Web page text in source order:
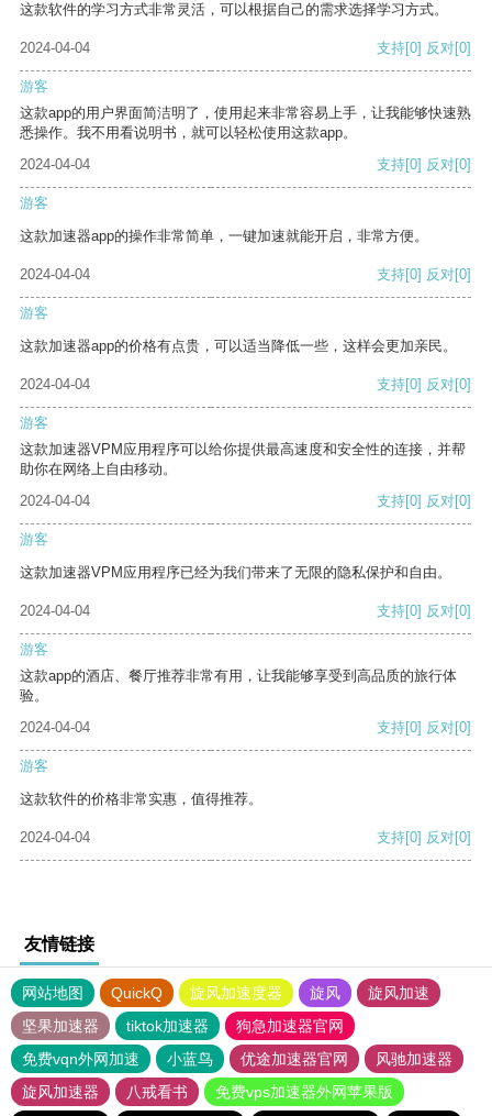
这款软件的学习方式非常灵活，可以根据自己的需求选择学习方式。
2024-04-04 支持[0] 反对[0]
游客
这款app的用户界面简洁明了，使用起来非常容易上手，让我能够快速熟
悉操作。我不用看说明书，就可以轻松使用这款app。
2024-04-04
支持[0] 反对[0]
游客
这款加速器app的操作非常简单，一键加速就能开启，非常方便。
2024-04-04 支持[0] 反对[0]
游客
这款加速器app的价格有点贵，可以适当降低一些，这样会更加亲民。
2024-04-04 支持[0] 反对[0]
游客
这款加速器VPM应用程序可以给你提供最高速度和安全性的连接，并帮
助你在网络上自由移动。
2024-04-04
支持[0] 反对[0]
游客
这款加速器VPM应用程序已经为我们带来了无限的隐私保护和自由。
2024-04-04 支持[0] 反对[0]
游客
这款app的酒店、餐厅推荐非常有用，让我能够享受到高品质的旅行体
验。
2024-04-04
支持[0] 反对[0]
游客
这款软件的价格非常实惠，值得推荐。
2024-04-04 支持[0] 反对[0]
友情链接
网站地图 QuickQ 旋风加速度器 旋风
旋风加速
坚果加速器
tiktok加速器
狗急加速器官网
免费vqn外网加速
小蓝鸟 优途加速器官网
风驰加速器
旋风加速器
八戒看书 免费vps加速器外网苹果版